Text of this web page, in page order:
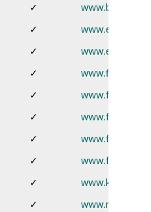
✓
✓
✓
✓
www.fip.fr
✓
✓
✓
✓
✓
✓
www.mouv.fr